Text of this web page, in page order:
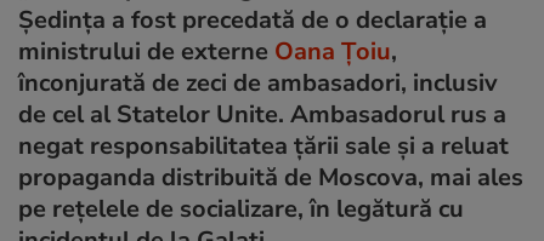
Ședința a fost precedată de o declarație a
ministrului de externe Oana Țoiu,
înconjurată de zeci de ambasadori, inclusiv
de cel al Statelor Unite. Ambasadorul rus a
negat responsabilitatea țării sale și a reluat
propaganda distribuită de Moscova, mai ales
pe rețelele de socializare, în legătură cu